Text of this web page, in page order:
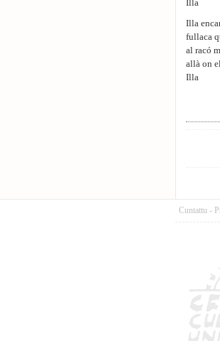
Illa
Illa
fullaca
al racó
allà on
Illa
Cuntattu -